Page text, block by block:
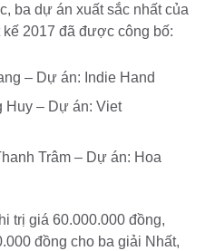
ba dự án xuất sắc nhất của
2017 đã được công bố:
– Dự án: Indie Hand
Huy – Dự án: Viet
Trâm – Dự án: Hoa
trị giá 60.000.000 đồng,
đồng cho ba giải Nhất,